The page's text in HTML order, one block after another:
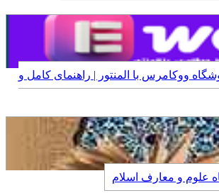
ووکامرس با المنتور | راهنمای کامل و
علوم و معارف اسلام